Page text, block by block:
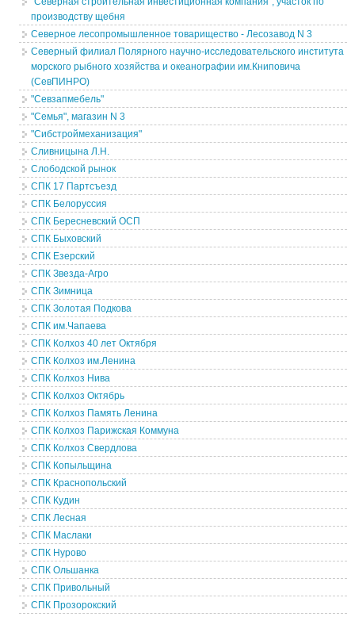
производству щебня
Северное лесопромышленное товарищество - Лесозавод N 3
Северный филиал Полярного научно-исследовательского института
морского рыбного хозяйства и океанографии им.Книповича
(СевПИНРО)
"Севзапмебель"
"Семья", магазин N 3
"Сибстроймеханизация"
Сливницына Л.Н.
Слободской рынок
СПК 17 Партсъезд
СПК Белоруссия
СПК Бересневский ОСП
СПК Быховский
СПК Езерский
СПК Звезда-Агро
СПК Зимница
СПК Золотая Подкова
СПК им.Чапаева
СПК Колхоз 40 лет Октября
СПК Колхоз им.Ленина
СПК Колхоз Нива
СПК Колхоз Октябрь
СПК Колхоз Память Ленина
СПК Колхоз Парижская Коммуна
СПК Колхоз Свердлова
СПК Копыльщина
СПК Краснопольский
СПК Кудин
СПК Лесная
СПК Маслаки
СПК Нурово
СПК Ольшанка
СПК Привольный
СПК Прозорокский